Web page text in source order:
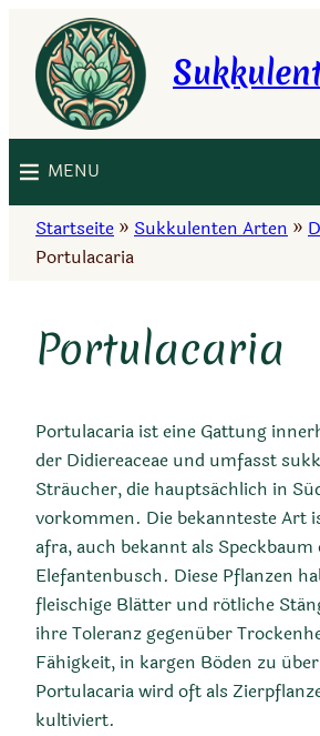
Inhalt
springen
MENU
Startseite » Sukkulenten Arten »
Portulacaria
Portulacaria
Portulacaria ist eine Gattung
der Didiereaceae und umfasst
Sträucher, die hauptsächlich in
vorkommen. Die bekannteste Art
afra, auch bekannt als Speckbaum
Elefantenbusch. Diese Pflanzen
fleischige Blätter und rötliche
ihre Toleranz gegenüber
Fähigkeit, in kargen Böden zu
Portulacaria wird oft als
kultiviert.